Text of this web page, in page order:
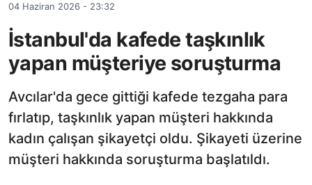
04 Haziran 2026 - 23:32
İstanbul'da kafede taşkınlık
yapan müşteriye soruşturma
Avcılar'da gece gittiği kafede tezgaha para
fırlatıp, taşkınlık yapan müşteri hakkında
kadın çalışan şikayetçi oldu. Şikayeti üzerine
müşteri hakkında soruşturma başlatıldı.